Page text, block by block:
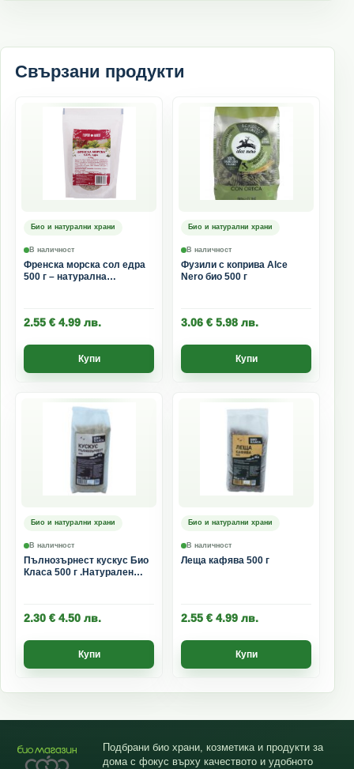
Свързани продукти
Био и натурални храни
В наличност
Френска морска сол едра
500 г – натурална
2.55 € 4.99 лв.
Купи
Био и натурални храни
В наличност
Фузили с коприва Alce
Nero био 500 г
3.06 € 5.98 лв.
Купи
Био и натурални храни
В наличност
Пълнозърнест кускус Био
Класа 500 г .Натурален
2.30 € 4.50 лв.
Купи
Био и натурални храни
В наличност
Леща кафява 500 г
2.55 € 4.99 лв.
Купи
Подбрани био храни, козметика и продукти за
дома с фокус върху качеството и удобното